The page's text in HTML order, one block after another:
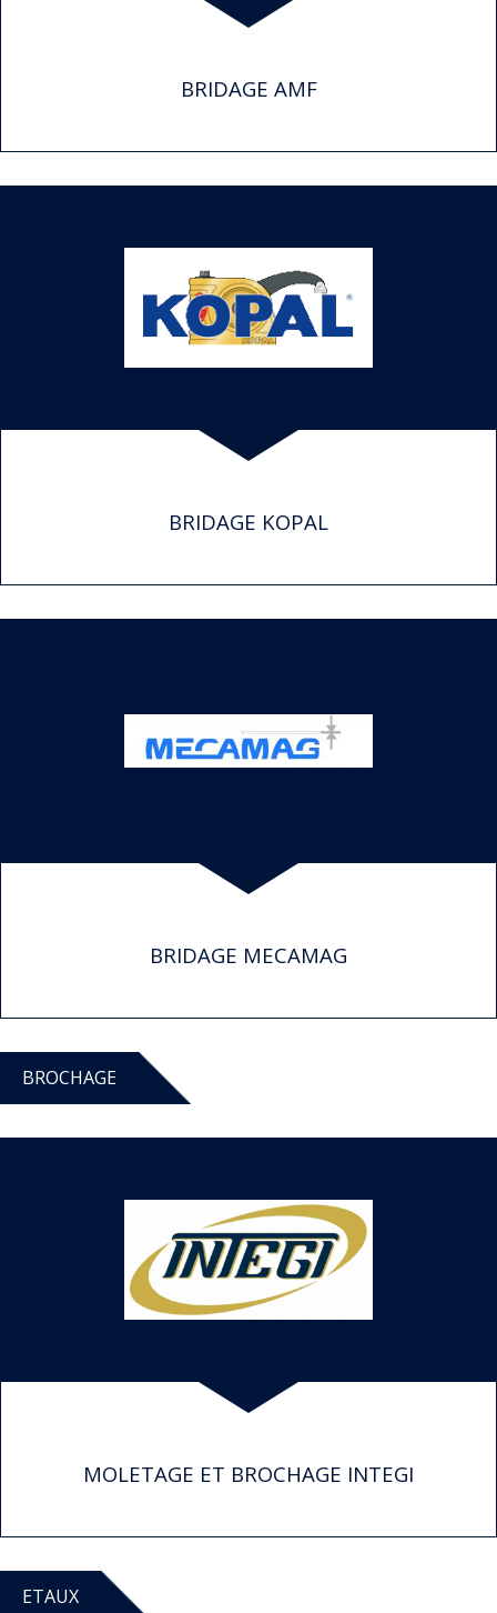
BRIDAGE AMF
BRIDAGE KOPAL
BRIDAGE MECAMAG
BROCHAGE
MOLETAGE ET BROCHAGE INTEGI
ETAUX